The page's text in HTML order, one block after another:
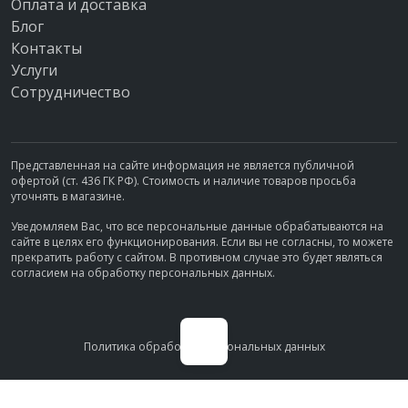
Оплата и доставка
Блог
Контакты
Услуги
Сотрудничество
Представленная на сайте информация не является публичной
офертой (ст. 436 ГК РФ). Стоимость и наличие товаров просьба
уточнять в магазине.
Уведомляем Вас, что все персональные данные обрабатываются на
сайте в целях его функционирования. Если вы не согласны, то можете
прекратить работу с сайтом. В противном случае это будет являться
согласием на обработку персональных данных.
Политика обработки персональных данных